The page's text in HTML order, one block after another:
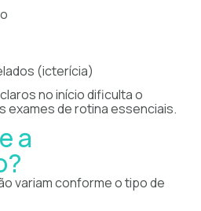
(icterícia)
no início dificulta o
exames de rotina essenciais.
a
variam conforme o tipo de